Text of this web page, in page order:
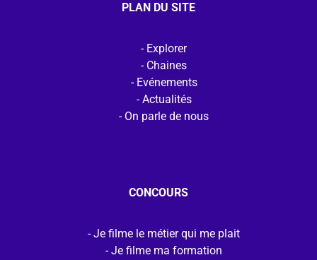
PLAN DU SITE
Explorer
Chaines
Evénements
Actualités
On parle de nous
CONCOURS
Je filme le métier qui me plait
Je filme ma formation